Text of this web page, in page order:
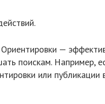
—
поискам. Например,
или публикации